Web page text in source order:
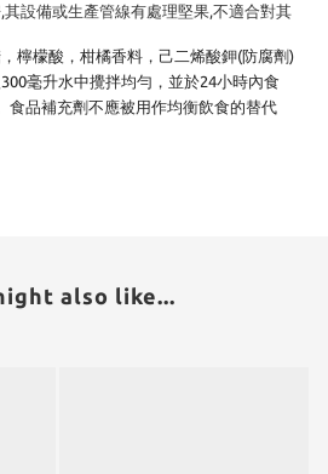
設備或生產管線有處理堅果,不適合對其
，檸檬酸，柑橘香料，己二烯酸鉀(防腐劑)
300毫升水中攪拌均勻，並於24小時內食
食品補充劑不應被用作均衡飲食的替代
also like...